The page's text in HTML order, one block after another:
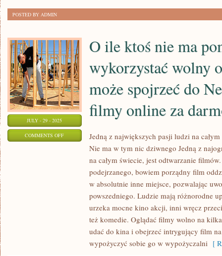
INTERNETOWYCH
WARTYCH
POSTED BY ADMIN
JULY - 29 - 2025
COMMENTS OFFON
O ile ktoś nie ma
wykorzystać wolny
może spojrzeć do
filmy online za
Jedną z największych pasji ludzi na
Nie ma w tym nic dziwnego Jedną z
na całym świecie, jest odtwarzanie
podejrzanego, bowiem porządny film
w absolutnie inne miejsce, pozwalając
powszedniego. Ludzie mają różnorodne
urzeka mocne kino akcji, inni wręcz
też komedie. Oglądać filmy wolno na
udać do kina i obejrzeć intrygujący film
wypożyczyć sobie go w wypożyczalni [